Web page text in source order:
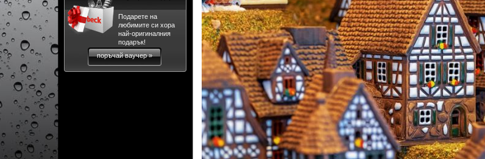
Подарете на
любимите си хора
най-оригиналния
подарък!
поръчай ваучер »